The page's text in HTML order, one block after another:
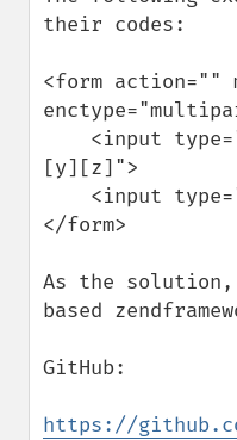
their codes:
<form action=""
[y][z]">
</form>
As the solution,
based
GitHub:
https://